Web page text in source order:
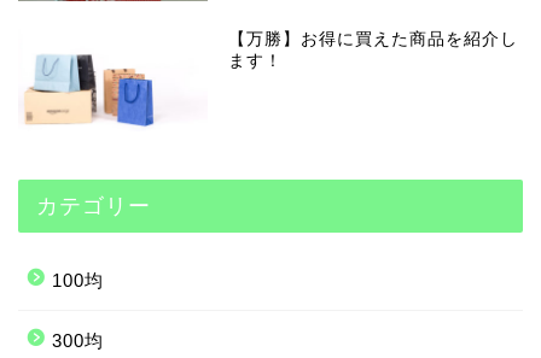
【万勝】お得に買えた商品を紹介し
ます！
カテゴリー
100均
300均